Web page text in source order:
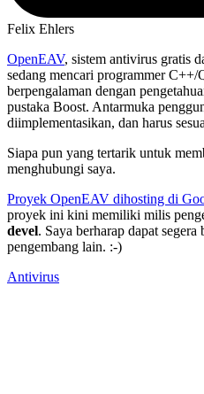
Felix Ehlers
OpenEAV, sistem antivirus gratis
sedang mencari programmer C++/
berpengalaman dengan
pustaka Boost. Antarmuka
diimplementasikan, dan harus
Siapa pun yang tertarik untuk
menghubungi saya.
Proyek OpenEAV dihosting di
proyek ini kini memiliki milis
devel. Saya berharap dapat
pengembang lain. :-)
Antivirus